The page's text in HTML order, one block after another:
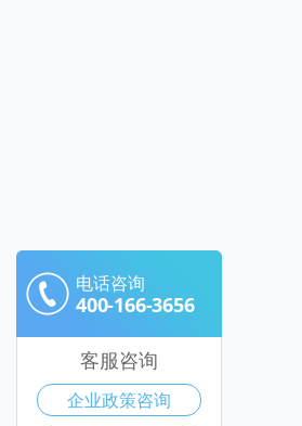
电话咨询
400-166-3656
客服咨询
企业政策咨询